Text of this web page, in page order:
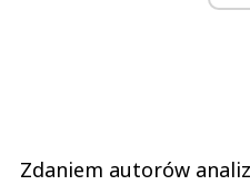
Zdaniem autorów